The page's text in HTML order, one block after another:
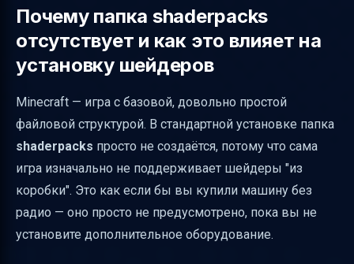
шейдеров
Как установить шейдеры и включить их в
Minecraft
Как избежать проблем с OptiFine и
альтернативы
Таблица сравнения загрузчиков шейдеров
Заключение
Почему папка shaderpacks
отсутствует и как это влияет на
установку шейдеров
Minecraft — игра с базовой, довольно простой
файловой структурой. В стандартной установке папка
shaderpacks просто не создаётся, потому что сама
игра изначально не поддерживает шейдеры "из
коробки". Это как если бы вы купили машину без
радио — оно просто не предусмотрено, пока вы не
установите дополнительное оборудование.